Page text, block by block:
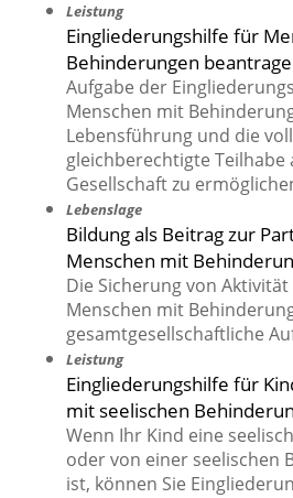
Leistung
Eingliederungshilfe für
Behinderungen
Aufgabe der
Menschen mit
Lebensführung und die
gleichberechtigte Teilhabe
Gesellschaft zu
Lebenslage
Bildung als Beitrag zur
Menschen mit
Die Sicherung von
Menschen mit
gesamtgesellschaftliche
Leistung
Eingliederungshilfe für
mit seelischen
Wenn Ihr Kind eine
oder von einer seelischen
ist, können Sie